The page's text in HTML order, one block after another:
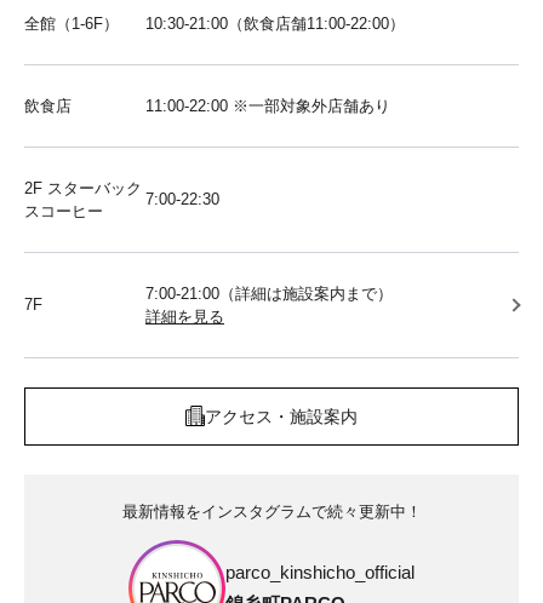
全館（1-6F） 10:30-21:00（飲食店舗11:00-22:00）
飲食店 11:00-22:00 ※一部対象外店舗あり
2F スターバック
スコーヒー
7:00-22:30
7F
7:00-21:00（詳細は施設案内まで）
詳細を見る
アクセス・施設案内
最新情報をインスタグラムで続々更新中！
parco_kinshicho_official